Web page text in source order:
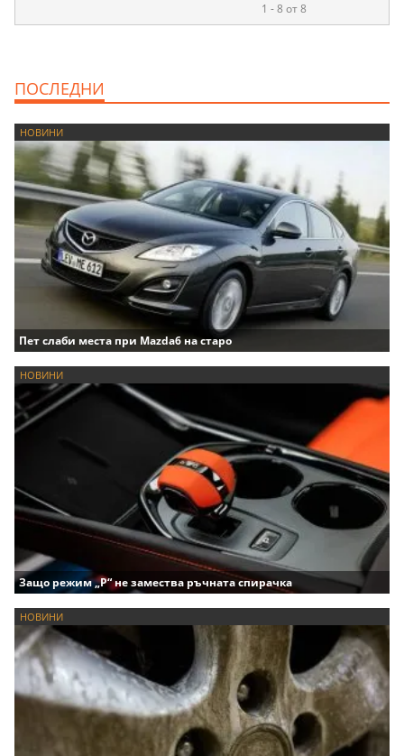
1 - 8 от 8
ПОСЛЕДНИ
НОВИНИ
Пет слаби места при Mazda6 на старо
НОВИНИ
Защо режим „P“ не замества ръчната спирачка
НОВИНИ